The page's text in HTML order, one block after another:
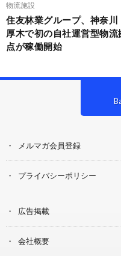
物流施設
住友林業グループ、神奈川
厚木で初の自社運営型物流
点が稼働開始
メルマガ会員登録
プライバシーポリシー
広告掲載
会社概要